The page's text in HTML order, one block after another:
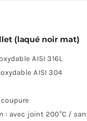
(laqué noir mat)
AISI 316L
AISI 304
avec joint 200°C /